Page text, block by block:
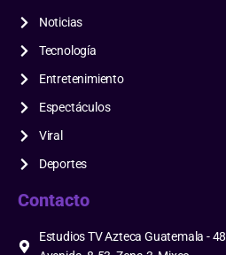
Noticias
Tecnología
Entretenimiento
Espectáculos
Viral
Deportes
Contacto
Estudios TV Azteca Guatemala - 48